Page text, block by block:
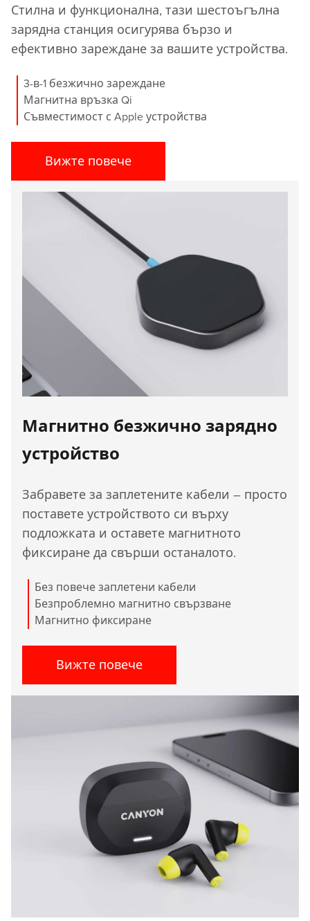
Стилна и функционална, тази шестоъгълна
зарядна станция осигурява бързо и
ефективно зареждане за вашите устройства.
3-в-1 безжично зареждане
Магнитна връзка Qi
Съвместимост с Apple устройства
Вижте повече
Магнитно безжично зарядно
устройство
Забравете за заплетените кабели – просто
поставете устройството си върху
подложката и оставете магнитното
фиксиране да свърши останалото.
Без повече заплетени кабели
Безпроблемно магнитно свързване
Магнитно фиксиране
Вижте повече